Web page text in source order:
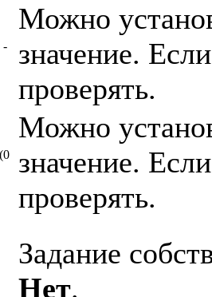
-
Можно
значение.
проверять.
Можно
значение.
проверять.
Задание
Нет.